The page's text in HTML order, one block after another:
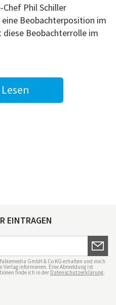
Phil Schiller
Beobachterposition im
diese Beobachterrolle im
EINTRAGEN
GmbH & Co KG erhalten und mich
Verlag informieren. Eine Abmeldung ist
finde ich in der Datenschutzerklärung.